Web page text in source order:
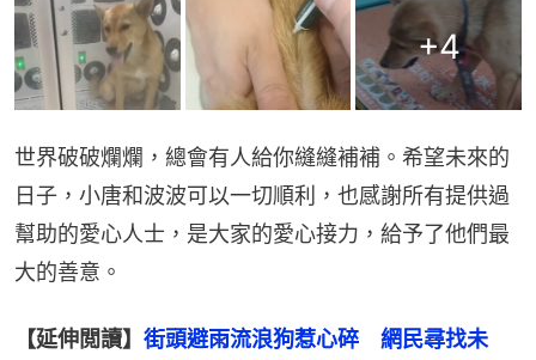
+4
世界破破爛爛，總會有人給你縫縫補補。希望未來的
日子，小唐和波波可以一切順利，也感謝所有提供過
幫助的愛心人士，是大家的愛心接力，給予了他們最
大的善意。
【延伸閲讀】 街頭避雨流浪狗惹心碎　網民尋找未